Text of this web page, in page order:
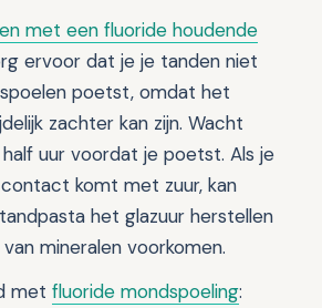
met een fluoride houdende
ervoor dat je je tanden niet
poetst, omdat het
zachter kan zijn. Wacht
uur voordat je poetst. Als je
komt met zuur, kan
het glazuur herstellen
mineralen voorkomen.
met fluoride mondspoeling: